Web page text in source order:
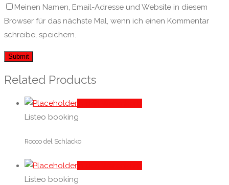
Meinen Namen, Email-Adresse und Website in diesem
Browser für das nächste Mal, wenn ich einen Kommentar
schreibe, speichern.
Related Products
Listeo booking
Rocco del Schlacko
Listeo booking